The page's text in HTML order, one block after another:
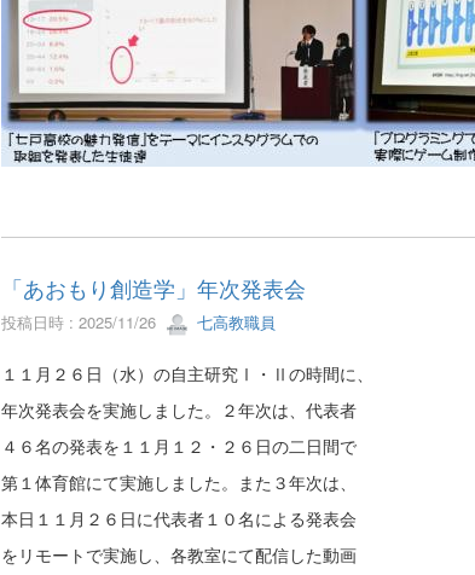
「あおもり創造学」年次発表会
投稿日時 : 2025/11/26 七高教職員
１１月２６日（水）の自主研究Ⅰ・Ⅱの時間に、
年次発表会を実施しました。２年次は、代表者
４６名の発表を１１月１２・２６日の二日間で
第１体育館にて実施しました。また３年次は、
本日１１月２６日に代表者１０名による発表会
をリモートで実施し、各教室にて配信した動画